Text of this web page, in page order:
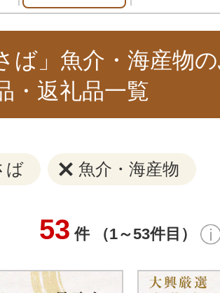
ば」魚介・海産物
・返礼品一覧
ば 魚介・海産物
53 件 （1～53件目）